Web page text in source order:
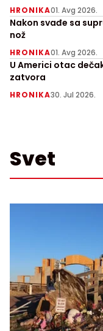
HRONIKA01. Avg 2026.
Nakon svađe sa
nož
HRONIKA01. Avg 2026.
U Americi otac
zatvora
HRONIKA30. Jul 2026.
Svet